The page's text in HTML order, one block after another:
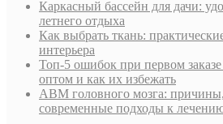
Каркасный бассейн для дачи:
летнего отдыха
Как выбрать ткань:
интерьера
Топ-5 ошибок при первом заказе
оптом и как их избежать
АВМ головного мозга:
современные подходы к